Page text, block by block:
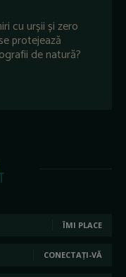
cu urșii și zero
protejează
de natură?
ÎMI PLACE
CONECTAȚI-VĂ